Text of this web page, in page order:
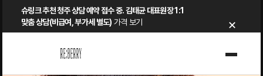
슈링크 추천 청주 상담 예약 접수 중. 김태균 대표원장 1:1
맞춤 상담(비급여, 부가세 별도) 가격 보기 ×